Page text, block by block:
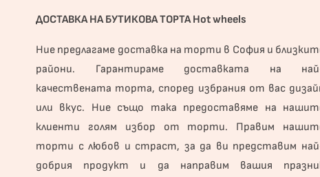
ДОСТАВКА НА БУТИКОВА ТОРТА Hot wheels
Ние предлагаме доставка на торти в София и
райони. Гарантираме доставката на
качествената торта, според избрания от вас
или вкус. Ние също така предоставяме на
клиенти голям избор от торти. Правим
торти с любов и страст, за да ви представим
добрия продукт и да направим вашия